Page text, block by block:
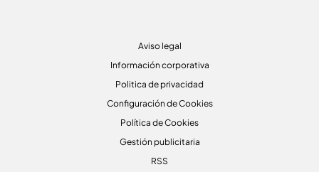
Aviso legal
Información corporativa
Politica de privacidad
Configuración de Cookies
Política de Cookies
Gestión publicitaria
RSS